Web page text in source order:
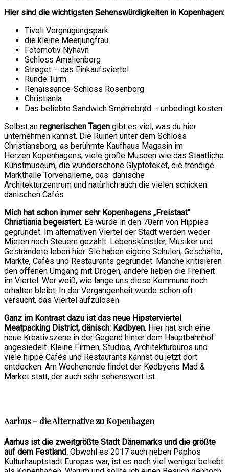
Hier sind die wichtigsten Sehenswürdigkeiten in Kopenhagen:
Tivoli Vergnügungspark
die kleine Meerjungfrau
Fotomotiv Nyhavn
Schloss Amalienborg
Strøget – das Einkaufsviertel
Runde Turm
Renaissance-Schloss Rosenborg
Christiania
Das beliebte Sandwich Smørrebrød – unbedingt kosten
Selbst an regnerischen Tagen gibt es viel, was du hier
unternehmen kannst. Die Ruinen unter dem Schloss
Christiansborg, as berühmte Kaufhaus Magasin im
Herzen Kopenhagens, viele große Museen wie das Staatliche
Kunstmuseum, die wunderschöne Glyptoteket, die trendige
Markthalle Torvehallerne, das dänische
Architekturzentrum und natürlich auch die vielen schicken
dänischen Cafés.
Mich hat schon immer sehr Kopenhagens „Freistaat“
Christiania begeistert. Es wurde in den 70ern von Hippies
gegründet. Im alternativen Viertel der Stadt werden weder
Mieten noch Steuern gezahlt. Lebenskünstler, Musiker und
Gestrandete leben hier. Sie haben eigene Schulen, Geschäfte,
Märkte, Cafés und Restaurants gegründet. Manche kritisieren
den offenen Umgang mit Drogen, andere lieben die Freiheit
im Viertel. Wer weiß, wie lange uns diese Kommune noch
erhalten bleibt. In der Vergangenheit wurde schon oft
versucht, das Viertel aufzulösen.
Ganz im Kontrast dazu ist das neue Hipsterviertel
Meatpacking District, dänisch: Kødbyen. Hier hat sich eine
neue Kreativszene in der Gegend hinter dem Hauptbahnhof
angesiedelt. Kleine Firmen, Studios, Architekturbüros und
viele hippe Cafés und Restaurants kannst du jetzt dort
entdecken. Am Wochenende findet der Kødbyens Mad &
Market statt, der auch sehr sehenswert ist.
Aarhus – die Alternative zu Kopenhagen
Aarhus ist die zweitgrößte Stadt Dänemarks und die größte
auf dem Festland. Obwohl es 2017 auch neben Paphos
Kulturhauptstadt Europas war, ist es noch viel weniger beliebt